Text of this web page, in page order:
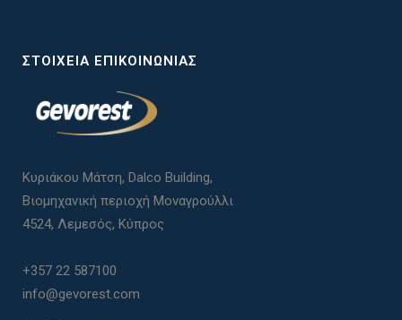
ΣΤΟΙΧΕΊΑ ΕΠΙΚΟΙΝΩΝΊΑΣ
Κυριάκου Μάτση, Dalco Building,
Βιομηχανική περιοχή Μοναγρούλλι
4524, Λεμεσός, Κύπρος
+357 22 587100
info@gevorest.com